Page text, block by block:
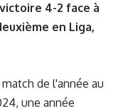
4-2 face à
en Liga,
de l'année au
une année